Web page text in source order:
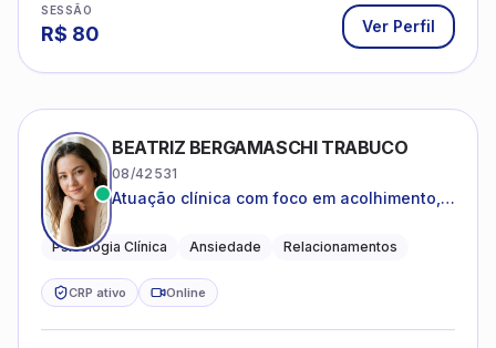
SESSÃO
R$ 80 Ver Perfil
BEATRIZ BERGAMASCHI TRABUCO
08/42531
Atuação clínica com foco em acolhimento,
Psicologia Clínica Ansiedade Relacionamentos
CRP ativo Online